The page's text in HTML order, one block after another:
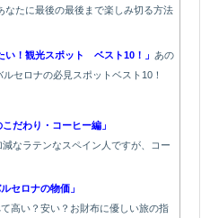
なたに最後の最後まで楽しみ切る方法
い！観光スポット ベスト10！」 あの
セロナの必見スポットベスト10！
だわり・コーヒー編」
減なラテンなスペイン人ですが、コー
セロナの物価」
高い？安い？お財布に優しい旅の指